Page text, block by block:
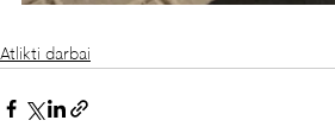
Atlikti darbai